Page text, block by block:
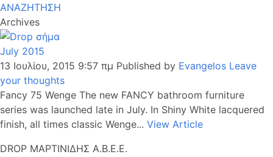
ΑΝΑΖΗΤΗΣΗ
Archives
July 2015
13 Ιουλίου, 2015 9:57 πμ Published by Evangelos Leave
your thoughts
Fancy 75 Wenge The new FANCY bathroom furniture
series was launched late in July. In Shiny White lacquered
finish, all times classic Wenge... View Article
DROP ΜΑΡΤΙΝΙΔΗΣ Α.Β.Ε.Ε.